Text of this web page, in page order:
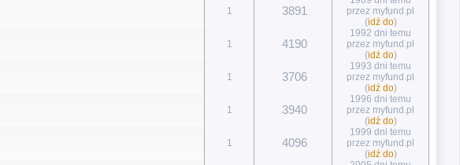
1 3891
przez myfund.pl
(idź do)
1 4190
1992 dni temu
przez myfund.pl
(idź do)
1 3706
1993 dni temu
przez myfund.pl
(idź do)
1 3940
1996 dni temu
przez myfund.pl
(idź do)
1 4096
1999 dni temu
przez myfund.pl
(idź do)